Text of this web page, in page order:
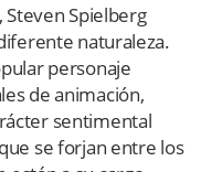
Steven Spielberg
naturaleza.
personaje
de animación,
sentimental
se forjan entre los